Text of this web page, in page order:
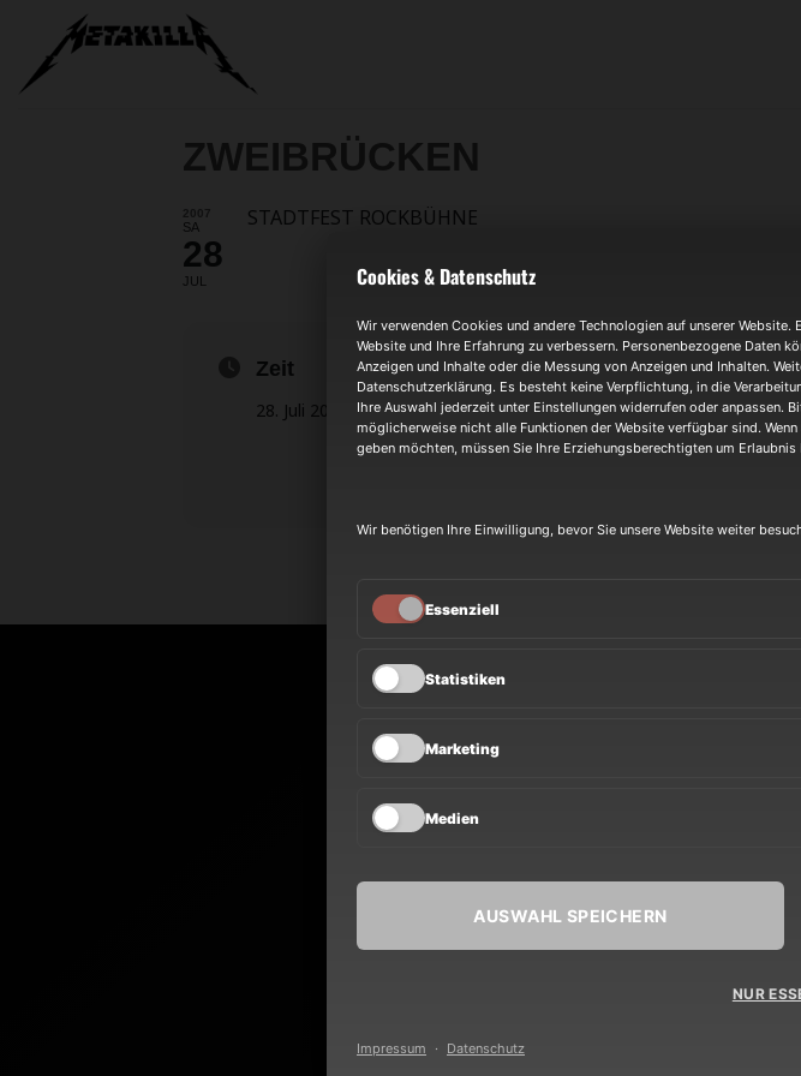
Inhalt
springen
ZWEIBRÜCKEN
SA
28
JUL
STADTFEST ROCKBÜHNE
Zeit
28. Juli 2007 7:00
NEWS
BAND
Cookies & Datenschutz
Wir verwenden Cookies und andere Technologien auf unserer
Website und Ihre Erfahrung zu verbessern. Personenbezogene Daten
Anzeigen und Inhalte oder die Messung von Anzeigen und Inhalten.
Datenschutzerklärung. Es besteht keine Verpflichtung, in die
Ihre Auswahl jederzeit unter Einstellungen widerrufen oder anpassen.
möglicherweise nicht alle Funktionen der Website verfügbar sind.
geben möchten, müssen Sie Ihre Erziehungsberechtigten um Erlaubnis
Wir benötigen Ihre Einwilligung, bevor Sie unsere Website weiter
Essenziell
Statistiken
Marketing
Medien
AUSWAHL SPEICHERN
NUR
Impressum · Datenschutz